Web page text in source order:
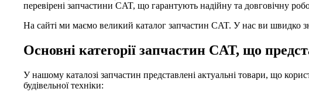
перевірені запчастини CAT, що гарантують надійну та довговічну
На сайті ми маємо великий каталог запчастин CAT. У нас ви швидко
Основні категорії запчастин CAT, що
У нашому каталозі запчастин представлені актуальні товари, що
будівельної техніки: